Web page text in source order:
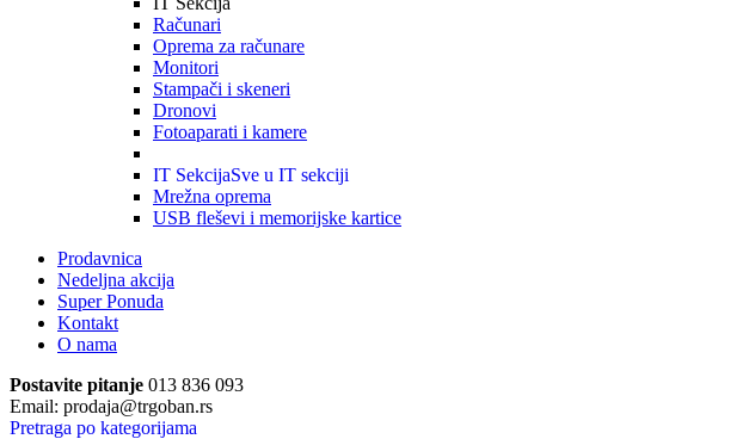
Računari
Oprema za računare
Monitori
Stampači i skeneri
Dronovi
Fotoaparati i kamere
IT SekcijaSve u IT sekciji
Mrežna oprema
USB fleševi i memorijske kartice
Prodavnica
Nedeljna akcija
Super Ponuda
Kontakt
O nama
Postavite pitanje 013 836 093
Email: prodaja@trgoban.rs
Pretraga po kategorijama